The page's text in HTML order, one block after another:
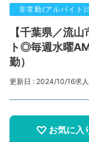
非常勤(アルバイト)
【千葉県／流
ト◎毎週水曜
勤）
更新日 : 2024/10/16求
お気に入